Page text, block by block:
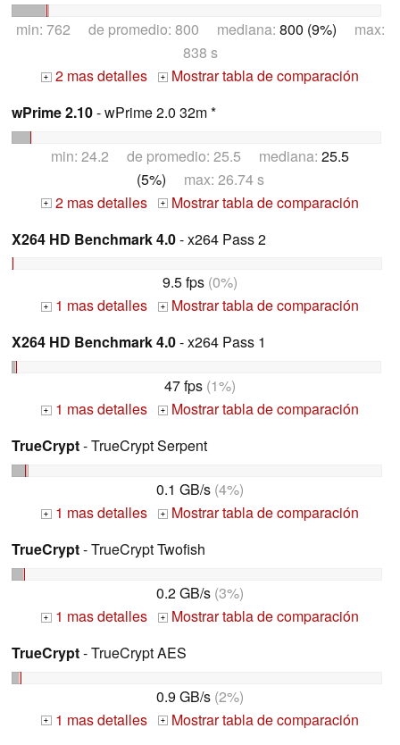
min: 762 de promedio: 800 mediana: 800 (9%) max:
838 s
+ 2 mas detalles +
Mostrar tabla de comparación
wPrime 2.10- wPrime 2.0 32m *
min: 24.2 de promedio: 25.5 mediana: 25.5
(5%) max: 26.74 s
+ 2 mas detalles +
Mostrar tabla de comparación
X264 HD Benchmark 4.0- x264 Pass 2
9.5 fps (0%)
+ 1 mas detalles +
Mostrar tabla de comparación
X264 HD Benchmark 4.0- x264 Pass 1
47 fps (1%)
+ 1 mas detalles +
Mostrar tabla de comparación
TrueCrypt- TrueCrypt Serpent
0.1 GB/s (4%)
+ 1 mas detalles +
Mostrar tabla de comparación
TrueCrypt- TrueCrypt Twofish
0.2 GB/s (3%)
+ 1 mas detalles +
Mostrar tabla de comparación
TrueCrypt- TrueCrypt AES
0.9 GB/s (2%)
+ 1 mas detalles +
Mostrar tabla de comparación